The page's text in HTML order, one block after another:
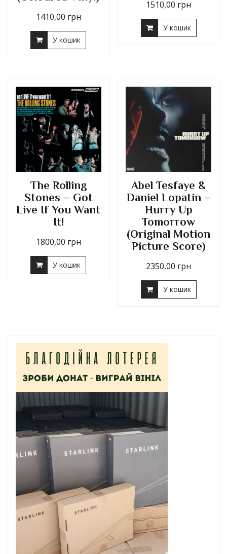
1410,00 грн
У кошик
1510,00 грн
У кошик
The Rolling
Stones – Got
Live If You Want
It!
1800,00 грн
У кошик
Abel Tesfaye &
Daniel Lopatin –
Hurry Up
Tomorrow
(Original Motion
Picture Score)
2350,00 грн
У кошик